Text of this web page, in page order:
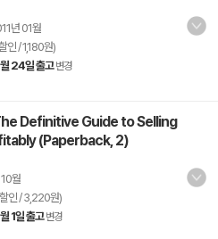
년 01월
인 / 1,180원)
24일 출고 변경
Definitive Guide to Selling
(Paperback, 2)
월
인 / 3,220원)
1일 출고 변경